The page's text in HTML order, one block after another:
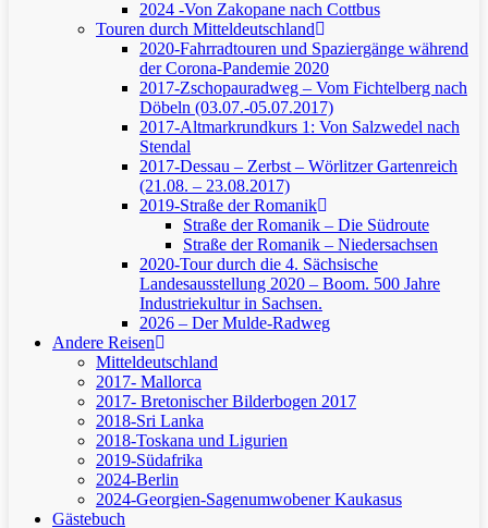
2024 -Von Zakopane nach Cottbus
Touren durch Mitteldeutschland
2020-Fahrradtouren und Spaziergänge während
der Corona-Pandemie 2020
2017-Zschopauradweg – Vom Fichtelberg nach
Döbeln (03.07.-05.07.2017)
2017-Altmarkrundkurs 1: Von Salzwedel nach
Stendal
2017-Dessau – Zerbst – Wörlitzer Gartenreich
(21.08. – 23.08.2017)
2019-Straße der Romanik
Straße der Romanik – Die Südroute
Straße der Romanik – Niedersachsen
2020-Tour durch die 4. Sächsische
Landesausstellung 2020 – Boom. 500 Jahre
Industriekultur in Sachsen.
2026 – Der Mulde-Radweg
Andere Reisen
Mitteldeutschland
2017- Mallorca
2017- Bretonischer Bilderbogen 2017
2018-Sri Lanka
2018-Toskana und Ligurien
2019-Südafrika
2024-Berlin
2024-Georgien-Sagenumwobener Kaukasus
Gästebuch